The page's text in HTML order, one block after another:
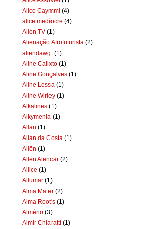
Alice Caymmi (4)
alice medíocre (4)
Alien TV (1)
Alienação Afrofuturista (2)
aliendawg. (1)
Aline Calixto (1)
Aline Gonçalves (1)
Aline Lessa (1)
Aline Wirley (1)
Alkalines (1)
Alkymenia (1)
Allan (1)
Allan da Costa (1)
Allën (1)
Allen Alencar (2)
Allice (1)
Allumar (1)
Alma Mater (2)
Alma Root's (1)
Almério (3)
Almir Chiaratti (1)